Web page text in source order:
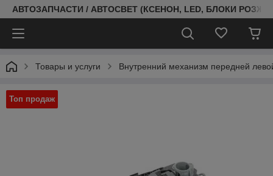
АВТОЗАПЧАСТИ / АВТОСВЕТ (КСЕНОН, LED, БЛОКИ
Товары и услуги Внутренний механизм передней
Топ продаж